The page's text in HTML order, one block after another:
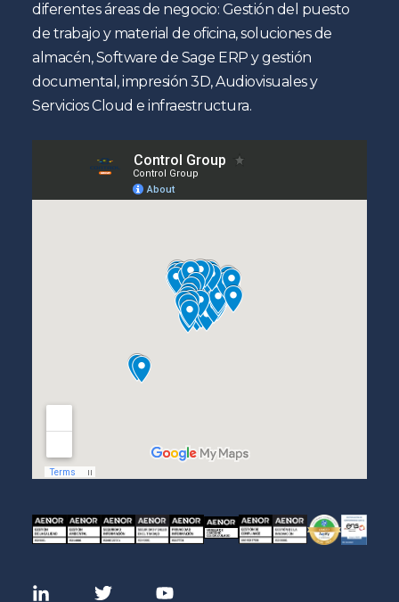
diferentes áreas de negocio: Gestión del puesto
de trabajo y material de oficina, soluciones de
almacén, Software de Sage ERP y gestión
documental, impresión 3D, Audiovisuales y
Servicios Cloud e infraestructura.